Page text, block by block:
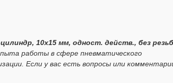
10x15 мм, одност. действ., без
работы в сфере пневматического
Если у вас есть вопросы или